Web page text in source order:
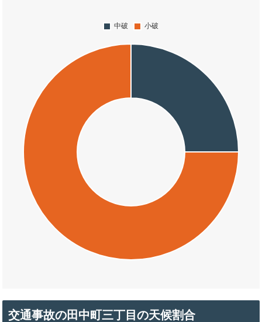
交通事故の田中町三丁目の天候割合